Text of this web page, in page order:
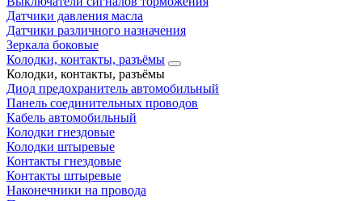
Датчики давления масла
Датчики различного назначения
Зеркала боковые
Колодки, контакты, разъёмы
Колодки, контакты, разъёмы
Диод предохранитель автомобильный
Панель соединительных проводов
Кабель автомобильный
Колодки гнездовые
Колодки штыревые
Контакты гнездовые
Контакты штыревые
Наконечники на провода